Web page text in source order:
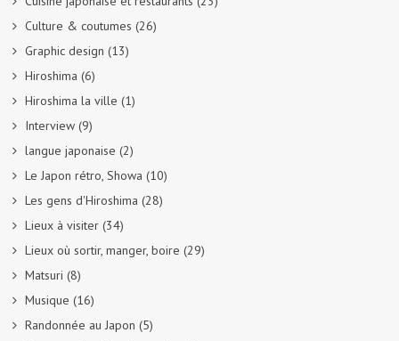
Culture & coutumes (26)
Graphic design (13)
Hiroshima (6)
Hiroshima la ville (1)
Interview (9)
langue japonaise (2)
Le Japon rétro, Showa (10)
Les gens d'Hiroshima (28)
Lieux à visiter (34)
Lieux où sortir, manger, boire (29)
Matsuri (8)
Musique (16)
Randonnée au Japon (5)